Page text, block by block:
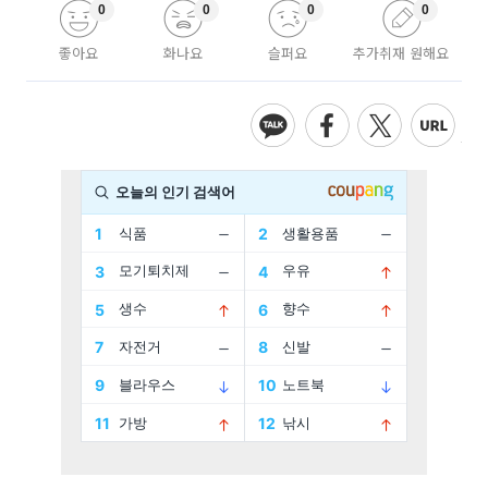
좋아요
0
화나요
0
슬퍼요
0
추가취재 원해요
0